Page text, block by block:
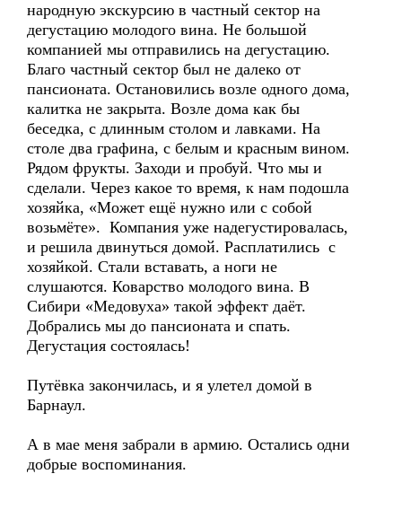
народную экскурсию в частный сектор на
дегустацию молодого вина. Не большой
компанией мы отправились на дегустацию.
Благо частный сектор был не далеко от
пансионата. Остановились возле одного дома,
калитка не закрыта. Возле дома как бы
беседка, с длинным столом и лавками. На
столе два графина, с белым и красным вином.
Рядом фрукты. Заходи и пробуй. Что мы и
сделали. Через какое то время, к нам подошла
хозяйка, «Может ещё нужно или с собой
возьмёте». Компания уже надегустировалась,
и решила двинуться домой. Расплатились с
хозяйкой. Стали вставать, а ноги не
слушаются. Коварство молодого вина. В
Сибири «Медовуха» такой эффект даёт.
Добрались мы до пансионата и спать.
Дегустация состоялась!
Путёвка закончилась, и я улетел домой в
Барнаул.
А в мае меня забрали в армию. Остались одни
добрые воспоминания.